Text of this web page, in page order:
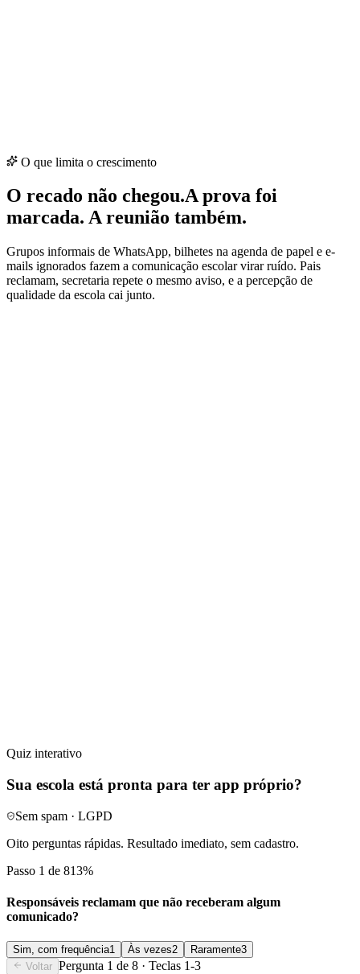
O que limita o crescimento
O recado não chegou.A prova foi
marcada. A reunião também.
Grupos informais de WhatsApp, bilhetes na agenda de papel e e-
mails ignorados fazem a comunicação escolar virar ruído. Pais
reclamam, secretaria repete o mesmo aviso, e a percepção de
qualidade da escola cai junto.
Quiz interativo
Sua escola está pronta para ter app próprio?
Sem spam · LGPD
Oito perguntas rápidas. Resultado imediato, sem cadastro.
Passo 1 de 813%
Responsáveis reclamam que não receberam algum
comunicado?
Sim, com frequência1 Às vezes2 Raramente3
Voltar Pergunta 1 de 8 · Teclas 1-3